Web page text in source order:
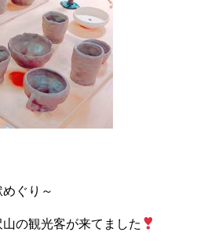
ぐり～
の観光客が来てました